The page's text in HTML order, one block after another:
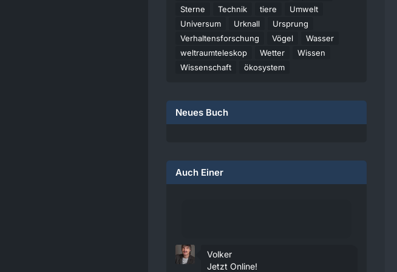
Sterne
Technik tiere
Umwelt
Universum
Urknall
Ursprung
Verhaltensforschung
Vögel
Wasser
weltraumteleskop
Wetter
Wissen
Wissenschaft
ökosystem
Neues Buch
Auch Einer
Volker
Jetzt Online!